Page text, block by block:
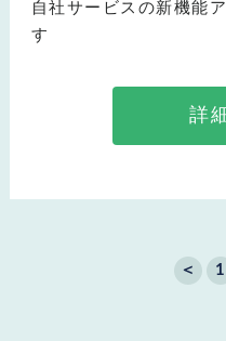
自社サービスの新機能
す
詳
＜ 1